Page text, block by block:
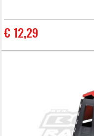
€ 12,29